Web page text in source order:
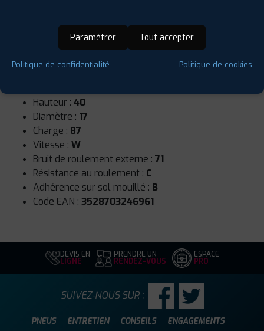
Saison :
4 Saisons
Hauteur : 40
Diamètre : 17
Charge : 87
Vitesse : W
Bruit de roulement externe : 71
Résistance au roulement : C
Adhérence sur sol mouillé : B
Code EAN : 3528703246961
DEVIS EN
LIGNE
PRENDRE UN
RENDEZ-VOUS
ESPACE
PRO
PNEUS ENTRETIEN CONSEILS ENGAGEMENTS
SUIVEZ-NOUS SUR :
Paramétrer Tout accepter
Politique de confidentialité Politique de cookies